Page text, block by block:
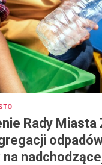
Rady Miasta
na